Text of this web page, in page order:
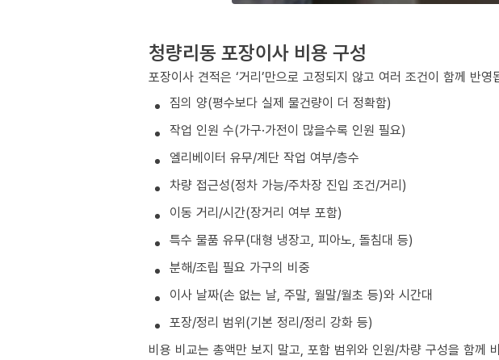
청량리동 포장이사 비용 구성
포장이사 견적은 ‘거리’만으로 고정되지 않고 여러 조건이 함께 반영
짐의 양(평수보다 실제 물건량이 더 정확함)
작업 인원 수(가구·가전이 많을수록 인원 필요)
엘리베이터 유무/계단 작업 여부/층수
차량 접근성(정차 가능/주차장 진입 조건/거리)
이동 거리/시간(장거리 여부 포함)
특수 물품 유무(대형 냉장고, 피아노, 돌침대 등)
분해/조립 필요 가구의 비중
이사 날짜(손 없는 날, 주말, 월말/월초 등)와 시간대
포장/정리 범위(기본 정리/정리 강화 등)
비용 비교는 총액만 보지 말고, 포함 범위와 인원/차량 구성을 함께